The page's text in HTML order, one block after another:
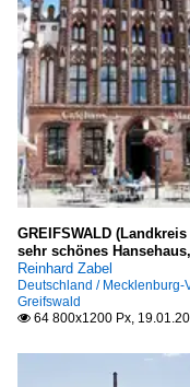
Zgorzelec
Woiwodschaft
Gdansk
Powiat
Powiat
Sopot
Woiwodschaft
Świnoujście
Szczecin
GREIFSWALD
sehr schönes
Reinhard Zabel
Deutschland /
Greifswald
 64 800x1200 Px,